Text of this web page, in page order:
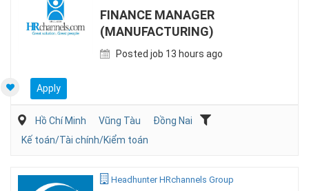
FINANCE MANAGER
(MANUFACTURING)
Posted job 13 hours ago
Apply
Hồ Chí Minh Vũng Tàu
Đồng Nai
Kế toán/Tài chính/Kiểm toán
Headhunter HRchannels Group